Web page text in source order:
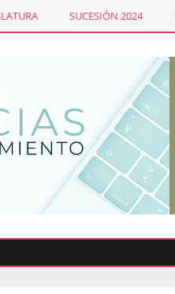
SUCESIÓN 2024